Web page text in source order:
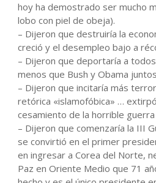
hoy ha demostrado ser mucho
lobo con piel de obeja).
– Dijeron que destruiría la
creció y el desempleo bajo a
– Dijeron que deportaría a
menos que Bush y Obama
– Dijeron que incitaría más
retórica «islamofóbica» …
cesamiento de la horrible guerra
– Dijeron que comenzaría la III
se convirtió en el primer
en ingresar a Corea del Norte,
Paz en Oriente Medio que 71